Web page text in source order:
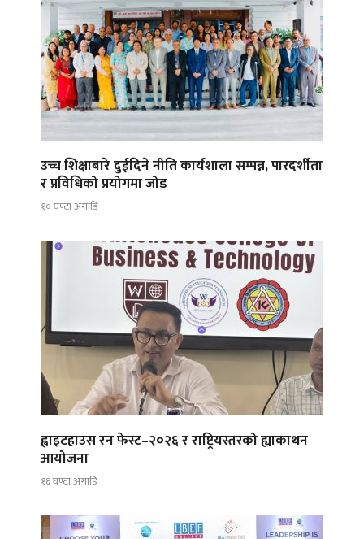
उच्च शिक्षाबारे दुईदिने नीति कार्यशाला सम्पन्न, पारदर्शीता
र प्रविधिको प्रयोगमा जोड
१० घण्टा अगाडि
ह्वाइटहाउस रन फेस्ट–२०२६ र राष्ट्रियस्तरको ह्याकाथन
आयोजना
१६ घण्टा अगाडि